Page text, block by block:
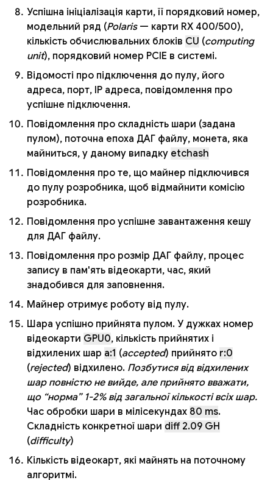
Успішна ініціалізація карти, її порядковий номер,
модельний ряд (Polaris— карти RX 400/500),
кількість обчислювальних блоків CU (computing
unit), порядковий номер PCIE в системі.
Відомості про підключення до пулу, його
адреса, порт, IP адреса, повідомлення про
успішне підключення.
Повідомлення про складність шари (задана
пулом), поточна епоха ДАГ файлу, монета, яка
майниться, у даному випадку etchash
Повідомлення про те, що майнер підключився
до пулу розробника, щоб відмайнити комісію
розробника.
Повідомлення про успішне завантаження кешу
для ДАГ файлу.
Повідомлення про розмір ДАГ файлу, процес
запису в пам'ять відеокарти, час, який
знадобився для заповнення.
Майнер отримує роботу від пулу.
Шара успішно прийнята пулом. У дужках номер
відеокарти GPU0, кількість прийнятих і
відхилених шар a:1 (accepted) прийнято r:0
(rejected) відхилено. Позбутися від відхилених
шар повністю не вийде, але прийнято вважати,
що “норма” 1-2% від загальної кількості всіх шар.
Час обробки шари в мілісекундах 80 ms.
Складність конкретної шари diff 2.09 GH
(difficulty)
Кількість відеокарт, які майнять на поточному
алгоритмі.